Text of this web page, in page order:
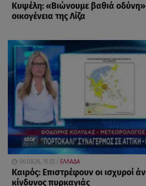
Κυψέλη: «Βιώνουμε βαθιά οδύνη»
οικογένεια της Λίζα
06.08.26, 18:35 ΕΛΛΑΔΑ
Καιρός: Επιστρέφουν οι ισχυροί
κίνδυνος πυρκαγιάς